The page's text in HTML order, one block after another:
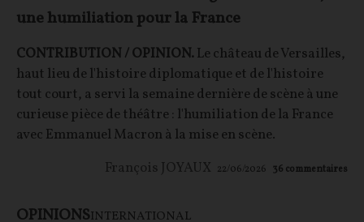
une humiliation pour la France
CONTRIBUTION / OPINION.Le château de Versailles,
haut lieu de l'histoire diplomatique et de l'histoire
tout court, a servi la semaine dernière de scène à une
curieuse pièce de théâtre : l'humiliation de la France
avec Emmanuel Macron à la mise en scène.
François JOYAUX 22/06/2026 36 commentaires
OPINIONSINTERNATIONAL